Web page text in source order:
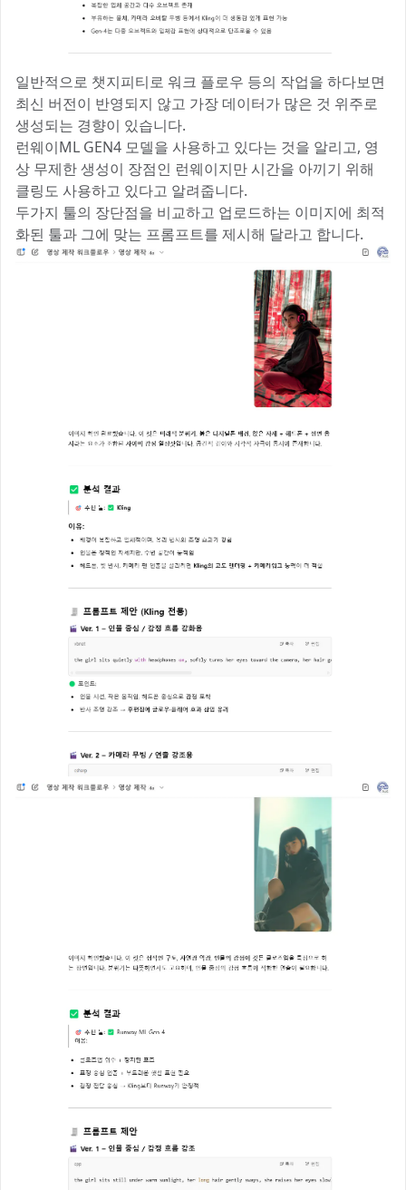
일반적으로 챗지피티로 워크 플로우 등의 작업을 하다보면
최신 버전이 반영되지 않고 가장 데이터가 많은 것 위주로
생성되는 경향이 있습니다.
런웨이ML GEN4 모델을 사용하고 있다는 것을 알리고, 영
상 무제한 생성이 장점인 런웨이지만 시간을 아끼기 위해
클링도 사용하고 있다고 알려줍니다.
두가지 툴의 장단점을 비교하고 업로드하는 이미지에 최적
화된 툴과 그에 맞는 프롬프트를 제시해 달라고 합니다.